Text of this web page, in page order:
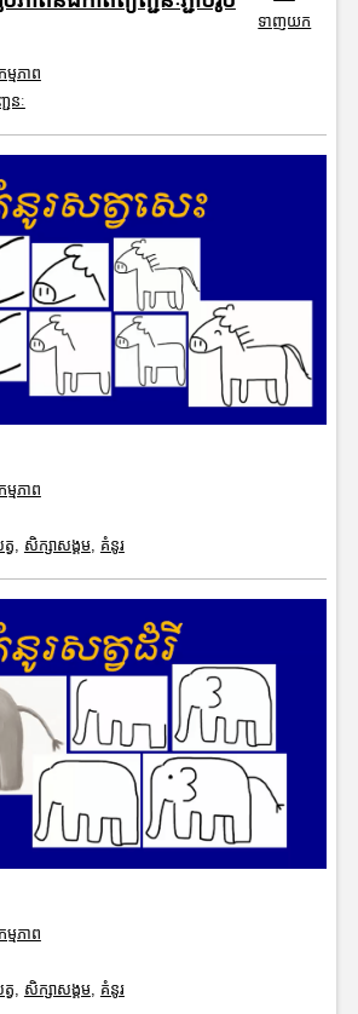
មភាព
ជនៈ
ទាញយក
មភាព
វ, សិក្សាសង្គម, គំនូរ
មភាព
វ សិក្សាសង្គម, គំនូរ